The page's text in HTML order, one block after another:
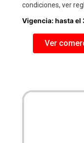
condiciones, ver
Vigencia: hasta el
Ver